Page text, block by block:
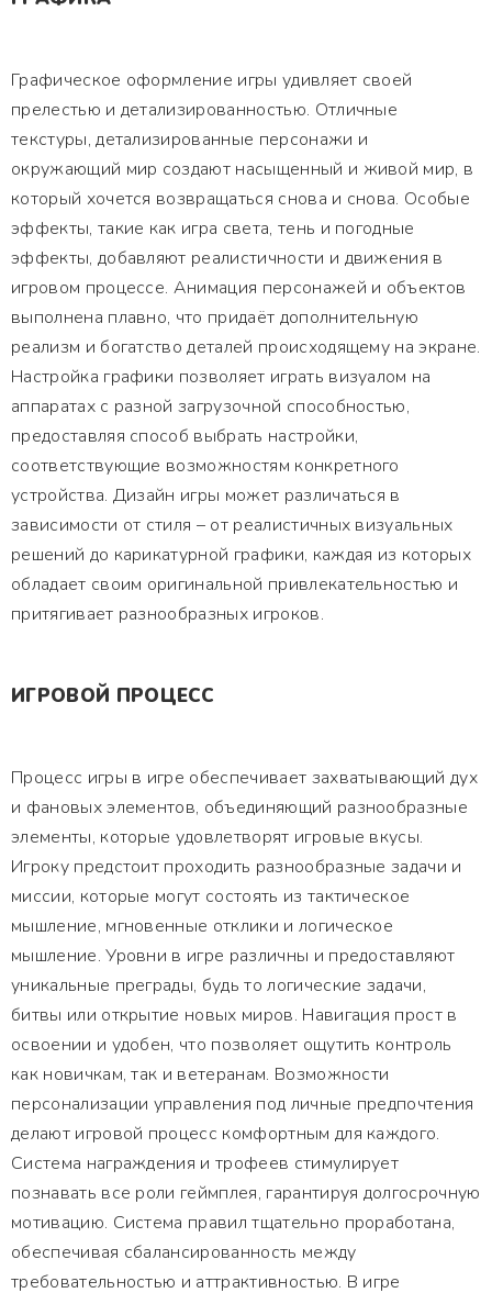
Графическое оформление игры удивляет своей
прелестью и детализированностью. Отличные
текстуры, детализированные персонажи и
окружающий мир создают насыщенный и живой мир, в
который хочется возвращаться снова и снова. Особые
эффекты, такие как игра света, тень и погодные
эффекты, добавляют реалистичности и движения в
игровом процессе. Анимация персонажей и объектов
выполнена плавно, что придаёт дополнительную
реализм и богатство деталей происходящему на экране.
Настройка графики позволяет играть визуалом на
аппаратах с разной загрузочной способностью,
предоставляя способ выбрать настройки,
соответствующие возможностям конкретного
устройства. Дизайн игры может различаться в
зависимости от стиля – от реалистичных визуальных
решений до карикатурной графики, каждая из которых
обладает своим оригинальной привлекательностью и
притягивает разнообразных игроков.
ИГРОВОЙ ПРОЦЕСС
Процесс игры в игре обеспечивает захватывающий дух
и фановых элементов, объединяющий разнообразные
элементы, которые удовлетворят игровые вкусы.
Игроку предстоит проходить разнообразные задачи и
миссии, которые могут состоять из тактическое
мышление, мгновенные отклики и логическое
мышление. Уровни в игре различны и предоставляют
уникальные преграды, будь то логические задачи,
битвы или открытие новых миров. Навигация прост в
освоении и удобен, что позволяет ощутить контроль
как новичкам, так и ветеранам. Возможности
персонализации управления под личные предпочтения
делают игровой процесс комфортным для каждого.
Система награждения и трофеев стимулирует
познавать все роли геймплея, гарантируя долгосрочную
мотивацию. Система правил тщательно проработана,
обеспечивая сбалансированность между
требовательностью и аттрактивностью. В игре